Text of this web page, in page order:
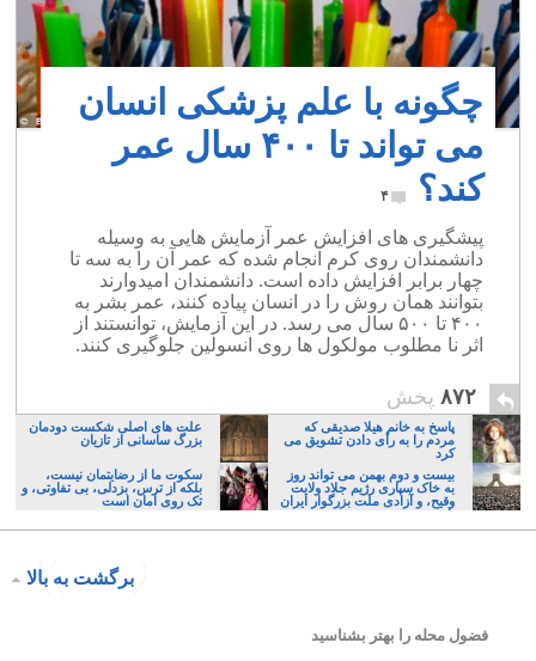
چگونه با علم پزشکی انسان
می تواند تا ۴۰۰ سال عمر
کند؟
۴
پیشگیری های افزایش عمر آزمایش هایی به وسیله
دانشمندان روی کرم انجام شده که عمر آن را به سه تا
چهار برابر افزایش داده است. دانشمندان امیدوارند
بتوانند همان روش را در انسان پیاده کنند، عمر بشر به
۴۰۰ تا ۵۰۰ سال می رسد. در این آزمایش، توانستند از
اثر نا مطلوب مولکول ها روی انسولین جلوگیری کنند.
۸۷۲ پخش
پاسخ به خانم هیلا صدیقی‎ که
مردم را به رأی دادن تشویق می
کرد
علت های اصلی شکست دودمان
بزرگ ساسانی از تازیان
بیست و دوم بهمن می تواند روز
به خاک سپاری رژیم جلاد ولایت
وقیح، و آزادی ملت بزرگوار ایران
باشد
سکوت ما از رضایتمان نیست،
بلکه از ترس، بزدلی، بی تفاوتی، و
تک روی امان است
برگشت به بالا
فضول محله را بهتر بشناسید